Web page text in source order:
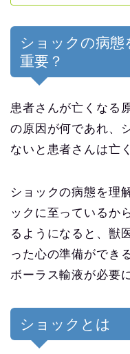
ショックの病
重要？
患者さんが亡くなる
の原因が何であれ、
ないと患者さんは亡
ショックの病態を理
ックに至っているか
るようになると、獣
った心の準備ができ
ボーラス輸液が必要
ショックとは